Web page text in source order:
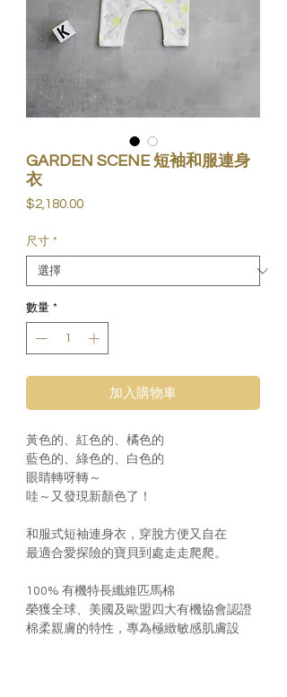
GARDEN SCENE 短袖和服連身
衣
$2,180.00價
尺寸 *
數量 *
加入購物車
黃色的、紅色的、橘色的
藍色的、綠色的、白色的
眼睛轉呀轉～
哇～又發現新顏色了！
和服式短袖連身衣，穿脫方便又自在
最適合愛探險的寶貝到處走走爬爬。
100% 有機特長纖維匹馬棉
榮獲全球、美國及歐盟四大有機協會認證
棉柔親膚的特性，專為極緻敏感肌膚設